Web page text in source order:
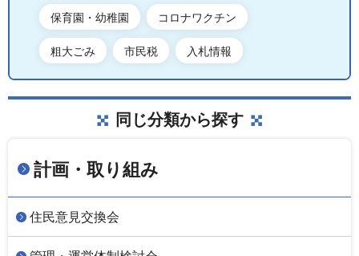
保育園・幼稚園 コロナワクチン
粗大ごみ 市民税 入札情報
同じ分類から探す
計画・取り組み
住民意見交換会